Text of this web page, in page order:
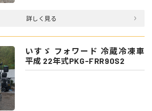
詳しく見る
いすゞ フォワード 冷蔵冷凍車
平成 22年式PKG-FRR90S2